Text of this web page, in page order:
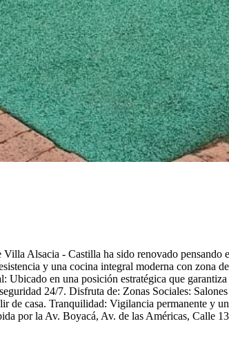
Alsacia - Castilla ha sido renovado
y una cocina integral moderna con zona
en una posición estratégica que
24/7. Disfruta de: Zonas Sociales:
de casa. Tranquilidad: Vigilancia permanente y
por la Av. Boyacá, Av. de las Américas, Calle